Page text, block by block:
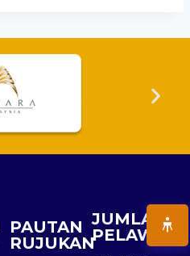
PAUTAN
RUJUKAN
JUMLAH
PELAWAT